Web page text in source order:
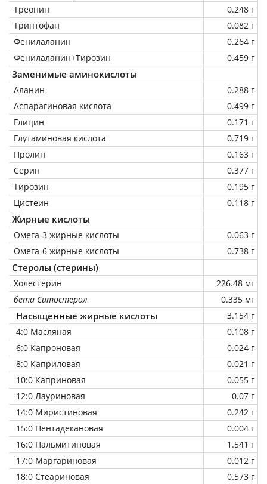
Треонин
0.248 г
Триптофан
0.082 г
Фенилаланин
0.264 г
Фенилаланин+Тирозин
0.459 г
Заменимые аминокислоты
Аланин
0.288 г
Аспарагиновая кислота
0.499 г
Глицин
0.171 г
Глутаминовая кислота
0.719 г
Пролин
0.163 г
Серин
0.377 г
Тирозин
0.195 г
Цистеин
0.118 г
Жирные кислоты
Омега-3 жирные кислоты
0.063 г
Омега-6 жирные кислоты
0.738 г
Стеролы (стерины)
Холестерин
226.48 мг
бета Ситостерол
0.335 мг
Насыщенные жирные кислоты
3.154 г
4:0 Масляная
0.108 г
6:0 Капроновая
0.024 г
8:0 Каприловая
0.021 г
10:0 Каприновая
0.055 г
12:0 Лауриновая
0.07 г
14:0 Миристиновая
0.242 г
15:0 Пентадекановая
0.004 г
16:0 Пальмитиновая
1.541 г
17:0 Маргариновая
0.012 г
18:0 Стеариновая
0.573 г